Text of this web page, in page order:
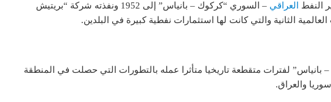
النفط العراقي
– السوري “كركوك – بانياس” إلى 1952 ونفذته شركة “بريتيش
العالمية الثانية والتي كانت لها استثمارات نفطية كبيرة في البلدين.
لفترات متقطعة تاريخيا متأثرا عمله بالتطورات التي حصلت في المنطقة
والعراق.